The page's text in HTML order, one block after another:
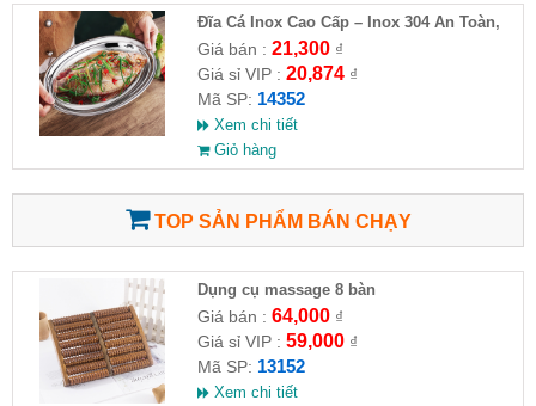
Đĩa Cá Inox Cao Cấp – Inox 304 An Toàn,
Sang Trọng
Giá bán : 21,300₫
Giá sỉ VIP : 20,874₫
Mã SP: 14352
Xem chi tiết
Giỏ hàng
TOP SẢN PHẨM BÁN CHẠY
Dụng cụ massage 8 bàn
Giá bán : 64,000₫
Giá sỉ VIP : 59,000₫
Mã SP: 13152
Xem chi tiết